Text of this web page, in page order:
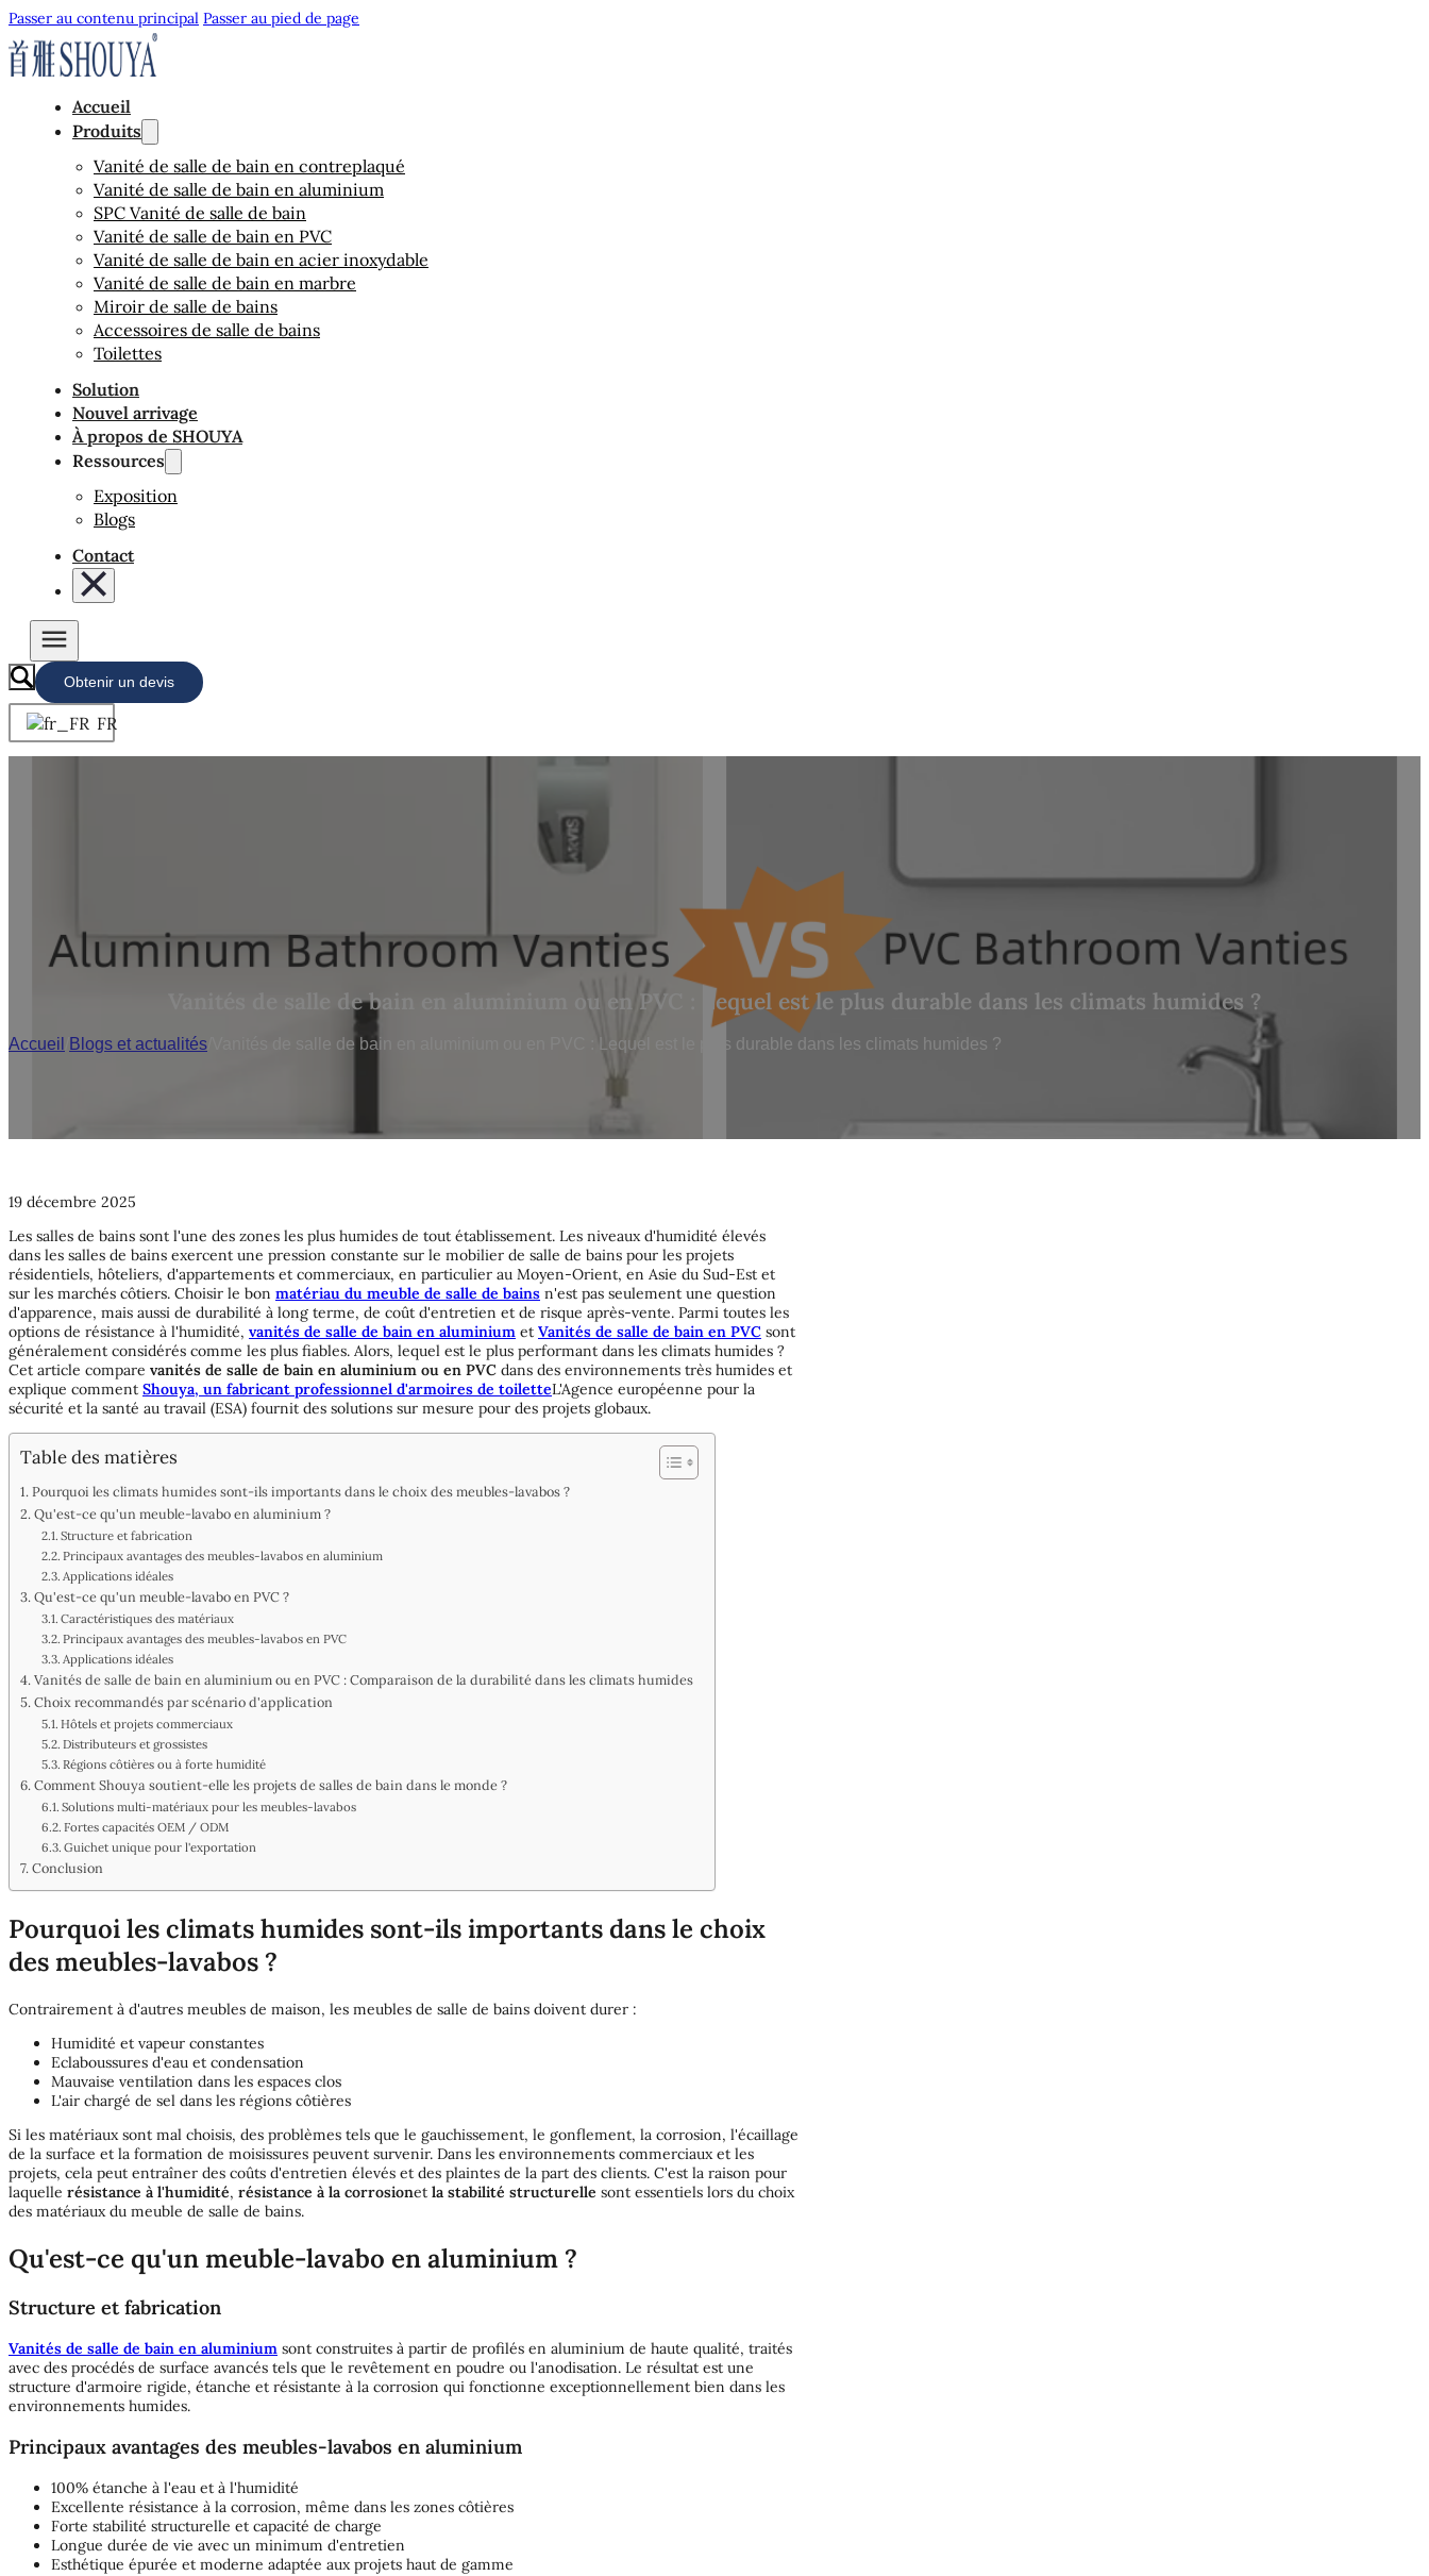
Passer au contenu principal Passer au pied de page
Accueil
Produits
Vanité de salle de bain en contreplaqué
Vanité de salle de bain en aluminium
SPC Vanité de salle de bain
Vanité de salle de bain en PVC
Vanité de salle de bain en acier inoxydable
Vanité de salle de bain en marbre
Miroir de salle de bains
Accessoires de salle de bains
Toilettes
Solution
Nouvel arrivage
À propos de SHOUYA
Ressources
Exposition
Blogs
Contact
Obtenir un devis
FR
Vanités de salle de bain en aluminium ou en PVC : Lequel est le plus durable dans les climats humides ?
Accueil Blogs et actualités Vanités de salle de bain en aluminium ou en PVC : Lequel est le plus durable dans les climats humides ?
19 décembre 2025
Les salles de bains sont l'une des zones les plus humides de tout établissement. Les niveaux d'humidité élevés
dans les salles de bains exercent une pression constante sur le mobilier de salle de bains pour les projets
résidentiels, hôteliers, d'appartements et commerciaux, en particulier au Moyen-Orient, en Asie du Sud-Est et
sur les marchés côtiers. Choisir le bon matériau du meuble de salle de bains n'est pas seulement une question
d'apparence, mais aussi de durabilité à long terme, de coût d'entretien et de risque après-vente. Parmi toutes les
options de résistance à l'humidité, vanités de salle de bain en aluminium et Vanités de salle de bain en PVC sont
généralement considérés comme les plus fiables. Alors, lequel est le plus performant dans les climats humides ?
Cet article compare vanités de salle de bain en aluminium ou en PVC dans des environnements très humides et
explique comment Shouya, un fabricant professionnel d'armoires de toiletteL'Agence européenne pour la
sécurité et la santé au travail (ESA) fournit des solutions sur mesure pour des projets globaux.
Table des matières
Pourquoi les climats humides sont-ils importants dans le choix des meubles-lavabos ?
Qu'est-ce qu'un meuble-lavabo en aluminium ?
Structure et fabrication
Principaux avantages des meubles-lavabos en aluminium
Applications idéales
Qu'est-ce qu'un meuble-lavabo en PVC ?
Caractéristiques des matériaux
Principaux avantages des meubles-lavabos en PVC
Applications idéales
Vanités de salle de bain en aluminium ou en PVC : Comparaison de la durabilité dans les climats humides
Choix recommandés par scénario d'application
Hôtels et projets commerciaux
Distributeurs et grossistes
Régions côtières ou à forte humidité
Comment Shouya soutient-elle les projets de salles de bain dans le monde ?
Solutions multi-matériaux pour les meubles-lavabos
Fortes capacités OEM / ODM
Guichet unique pour l'exportation
Conclusion
Pourquoi les climats humides sont-ils importants dans le choix
des meubles-lavabos ?
Contrairement à d'autres meubles de maison, les meubles de salle de bains doivent durer :
Humidité et vapeur constantes
Eclaboussures d'eau et condensation
Mauvaise ventilation dans les espaces clos
L'air chargé de sel dans les régions côtières
Si les matériaux sont mal choisis, des problèmes tels que le gauchissement, le gonflement, la corrosion, l'écaillage
de la surface et la formation de moisissures peuvent survenir. Dans les environnements commerciaux et les
projets, cela peut entraîner des coûts d'entretien élevés et des plaintes de la part des clients. C'est la raison pour
laquelle résistance à l'humidité, résistance à la corrosionet la stabilité structurelle sont essentiels lors du choix
des matériaux du meuble de salle de bains.
Qu'est-ce qu'un meuble-lavabo en aluminium ?
Structure et fabrication
Vanités de salle de bain en aluminium sont construites à partir de profilés en aluminium de haute qualité, traités
avec des procédés de surface avancés tels que le revêtement en poudre ou l'anodisation. Le résultat est une
structure d'armoire rigide, étanche et résistante à la corrosion qui fonctionne exceptionnellement bien dans les
environnements humides.
Principaux avantages des meubles-lavabos en aluminium
100% étanche à l'eau et à l'humidité
Excellente résistance à la corrosion, même dans les zones côtières
Forte stabilité structurelle et capacité de charge
Longue durée de vie avec un minimum d'entretien
Esthétique épurée et moderne adaptée aux projets haut de gamme